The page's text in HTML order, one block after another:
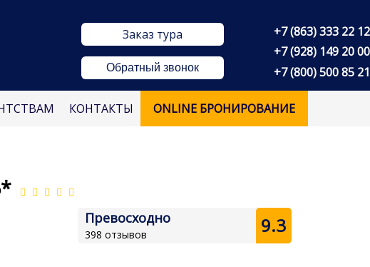
Заказ тура
Обратный звонок
+7 (863) 333 22 12
+7 (928) 149 20 00
+7 (800) 500 85 21
КОНТАКТЫ ONLINE БРОНИРОВАНИЕ
Превосходно
398 отзывов 9.3